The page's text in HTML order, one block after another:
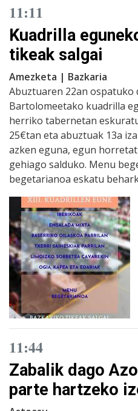
11:11
Kuadrilla
tikeak salgai
Amezketa | Bazkaria
Abuztuaren 22an ospatuko
Bartolomeetako kuadrilla
herriko tabernetan
25€tan eta abuztuak 13a
azken eguna, egun
gehiago salduko. Menu
begetarianoa eskatu
11:44
Zabalik dago
parte hartzeko